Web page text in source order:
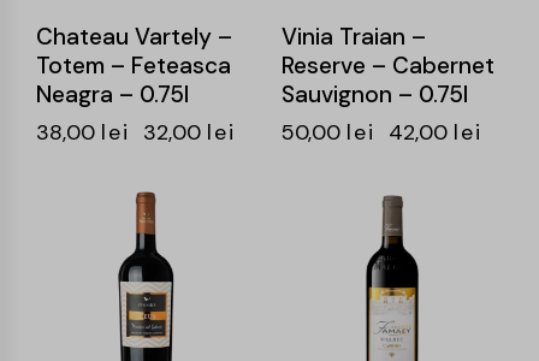
Chateau Vartely –
Totem – Feteasca
Neagra – 0.75l
38,00 lei 32,00 lei
Vinia Traian –
Reserve – Cabernet
Sauvignon – 0.75l
50,00 lei 42,00 lei